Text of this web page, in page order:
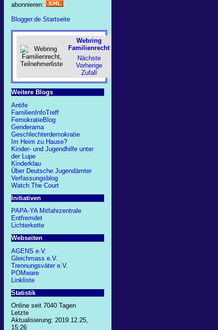
abonnieren:
Blogger.de Startseite
Webring
Familienrecht
Nächste
Vorherige
Zufall
Weitere Blogs
Antife
FamilienInfoTreff
FemokratieBlog
Genderama
Geschlechterdemokratie
Im Heim zu Hause?
Kinder- und Jugendhilfe unter
der Lupe
Kinderklau
Über Deutsche Jugendämter
Verfassungsblog
Watch The Court
Initiativen
PAPA-YA Mitfahrzentrale
Entfremdet
Lichterkette
Webseiten
AGENS e.V.
Gleichmass e.V.
Trennungsväter e.V.
POMware
Linkliste
Statistik
Online seit 7040 Tagen
Letzte
Aktualisierung: 2019.12.25,
15:26